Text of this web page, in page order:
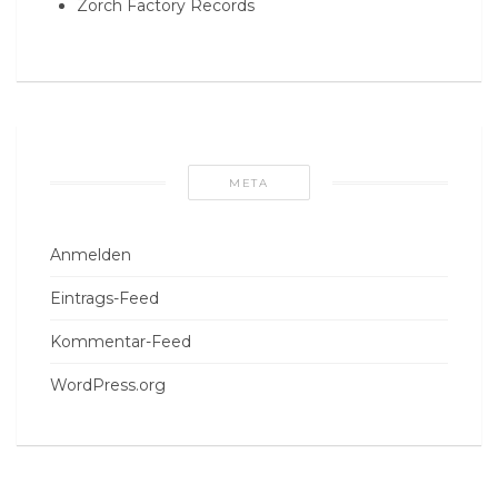
Zorch Factory Records
META
Anmelden
Eintrags-Feed
Kommentar-Feed
WordPress.org